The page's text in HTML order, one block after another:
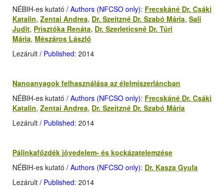
NÉBIH-es kutató / Authors (NFCSO only): Frecskáné Dr. Csáki
Katalin, Zentai Andrea, Dr. Szeitzné Dr. Szabó Mária, Sali
Judit, Prisztóka Renáta, Dr. Szerleticsné Dr. Túri
Mária, Mészáros László
Lezárult / Published: 2014
Nanoanyagok felhasználása az élelmiszerláncban
NÉBIH-es kutató / Authors (NFCSO only): Frecskáné Dr. Csáki
Katalin, Zentai Andrea, Dr. Szeitzné Dr. Szabó Mária
Lezárult / Published: 2014
Pálinkafőzdék jövedelem- és kockázatelemzése
NÉBIH-es kutató / Authors (NFCSO only): Dr. Kasza Gyula
Lezárult / Published: 2014